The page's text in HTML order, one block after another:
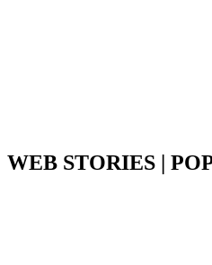
WEB STORIES |